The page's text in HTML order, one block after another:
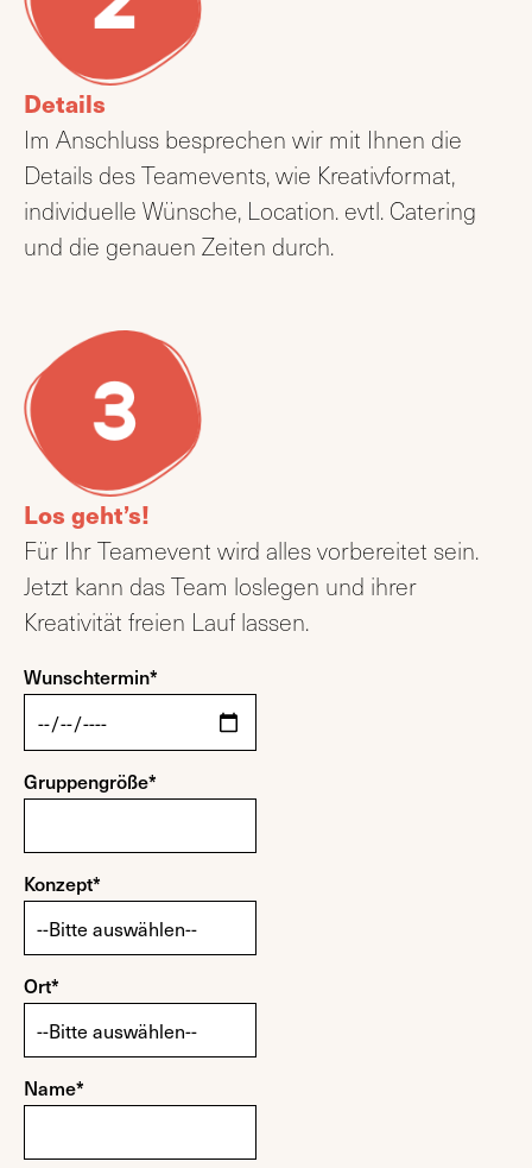
Details
Im Anschluss besprechen wir mit Ihnen die
Details des Teamevents, wie Kreativformat,
individuelle Wünsche, Location. evtl. Catering
und die genauen Zeiten durch.
Los geht’s!
Für Ihr Teamevent wird alles vorbereitet sein.
Jetzt kann das Team loslegen und ihrer
Kreativität freien Lauf lassen.
Wunschtermin*
Gruppengröße*
Konzept*
Ort*
Name*